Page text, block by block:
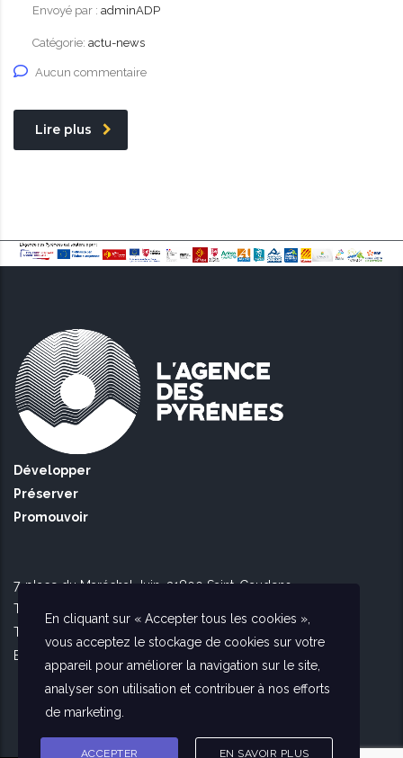
Envoyé par : adminADP
Catégorie: actu-news
Aucun commentaire
Lire plus
Développer
Préserver
Promouvoir
7, place du Maréchal Juin, 31800 Saint-Gaudens
Tél Toulouse : 09 51 90 16 56
Tél Saint Gaudens : 09 73 56 26 02
E-mail :
En cliquant sur « Accepter tous les cookies »,
vous acceptez le stockage de cookies sur votre
appareil pour améliorer la navigation sur le site,
analyser son utilisation et contribuer à nos efforts
de marketing.
ACCEPTER EN SAVOIR PLUS